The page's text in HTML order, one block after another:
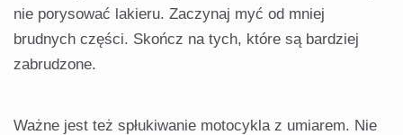
nie porysować lakieru. Zaczynaj myć od mniej
brudnych części. Skończ na tych, które są bardziej
zabrudzone.
Ważne jest też spłukiwanie motocykla z umiarem. Nie